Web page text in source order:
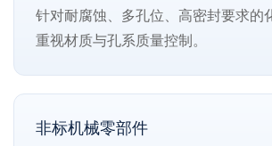
针对耐腐蚀、多孔位、高密封要求的
重视材质与孔系质量控制。
非标机械零部件